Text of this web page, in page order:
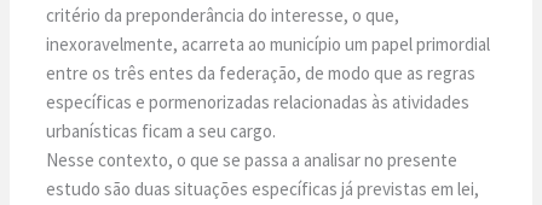
critério da preponderância do interesse, o que,
inexoravelmente, acarreta ao município um papel primordial
entre os três entes da federação, de modo que as regras
específicas e pormenorizadas relacionadas às atividades
urbanísticas ficam a seu cargo.
Nesse contexto, o que se passa a analisar no presente
estudo são duas situações específicas já previstas em lei,